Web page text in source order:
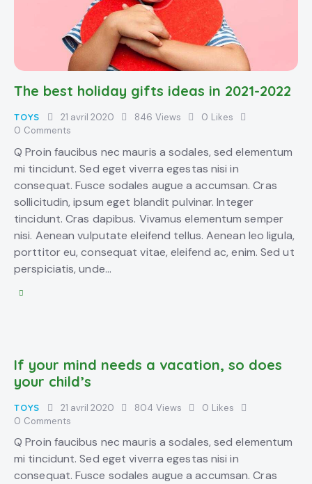
The best holiday gifts ideas in 2021-2022
TOYS 21 avril 2020 846 Views 0 Likes
0 Comments
Q Proin faucibus nec mauris a sodales, sed elementum
mi tincidunt. Sed eget viverra egestas nisi in
consequat. Fusce sodales augue a accumsan. Cras
sollicitudin, ipsum eget blandit pulvinar. Integer
tincidunt. Cras dapibus. Vivamus elementum semper
nisi. Aenean vulputate eleifend tellus. Aenean leo ligula,
porttitor eu, consequat vitae, eleifend ac, enim. Sed ut
perspiciatis, unde…
If your mind needs a vacation, so does
your child’s
TOYS 21 avril 2020 804 Views 0 Likes
0 Comments
Q Proin faucibus nec mauris a sodales, sed elementum
mi tincidunt. Sed eget viverra egestas nisi in
consequat. Fusce sodales augue a accumsan. Cras